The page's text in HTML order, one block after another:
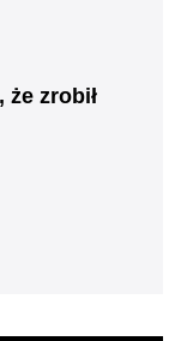
zrobił